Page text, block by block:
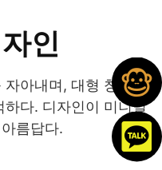
인
자아내며, 대형 창이
다. 디자인이 미니멀
름답다.